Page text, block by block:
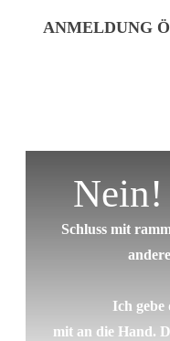
ANMELDUNG
Schluss mit
Ich
mit an die Hand.